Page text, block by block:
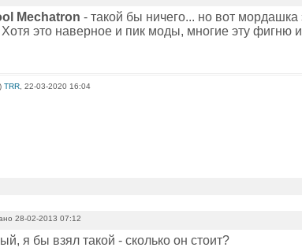
Mechatron - такой бы ничего... но вот
Хотя это наверное и пик моды, многие эту фигню
TRR , 22-03-2020 16:04
28-02-2013 07:12
я бы взял такой - сколько он стоит?